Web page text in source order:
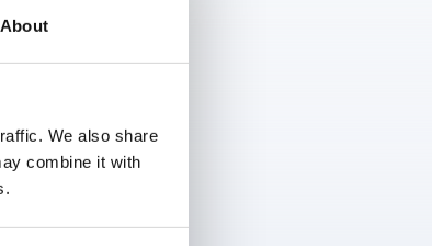
About
We also share
combine it with